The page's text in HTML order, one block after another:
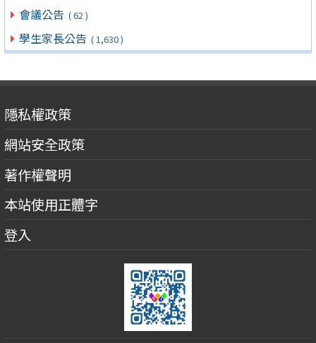
會議公告 ( 62 )
學生家長公告 ( 1,630 )
隱私權政策
網站安全政策
著作權聲明
本站使用正體字
登入